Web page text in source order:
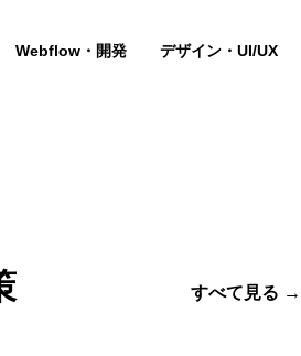
Webflow・開発 デザイン・UI/UX
すべて見る →